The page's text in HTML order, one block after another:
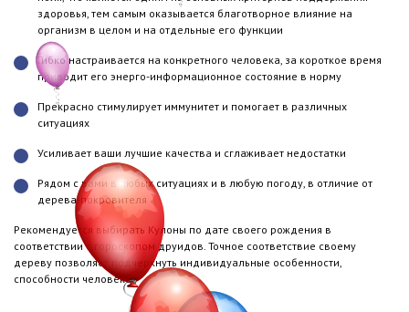
здоровья, тем самым оказывается благотворное влияние на
организм в целом и на отдельные его функции
Гибко настраивается на конкретного человека, за короткое время
приводит его энерго-информационное состояние в норму
Прекрасно стимулирует иммунитет и помогает в различных
ситуациях
Усиливает ваши лучшие качества и сглаживает недостатки
Рядом с вами в любых ситуациях и в любую погоду, в отличие от
дерева-покровителя
Рекомендуется выбирать Кулоны по дате своего рождения в
соответствии с гороскопом друидов. Точное соответствие своему
дереву позволяет подчеркнуть индивидуальные особенности,
способности человека.